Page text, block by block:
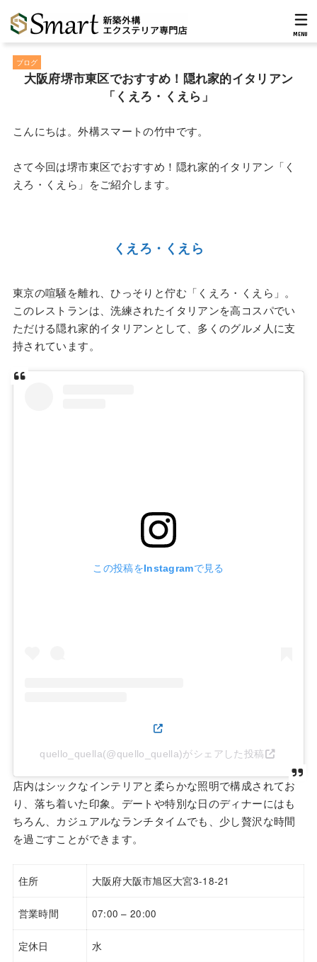
MENU
ブログ
大阪府堺市東区でおすすめ！隠れ家的イタリアン
「くえろ・くえら」
こんにちは。外構スマートの竹中です。
さて今回は堺市東区でおすすめ！隠れ家的イタリアン「く
えろ・くえら」をご紹介します。
くえろ・くえら
東京の喧騒を離れ、ひっそりと佇む「くえろ・くえら」。
このレストランは、洗練されたイタリアンを高コスパでい
ただける隠れ家的イタリアンとして、多くのグルメ人に支
持されています。
この投稿をInstagramで見る
quello_quella(@quello_quella)がシェアした投稿
店内はシックなインテリアと柔らかな照明で構成されてお
り、落ち着いた印象。デートや特別な日のディナーにはも
ちろん、カジュアルなランチタイムでも、少し贅沢な時間
を過ごすことができます。
住所 大阪府大阪市旭区大宮3-18-21
営業時間 07:00 – 20:00
定休日 水